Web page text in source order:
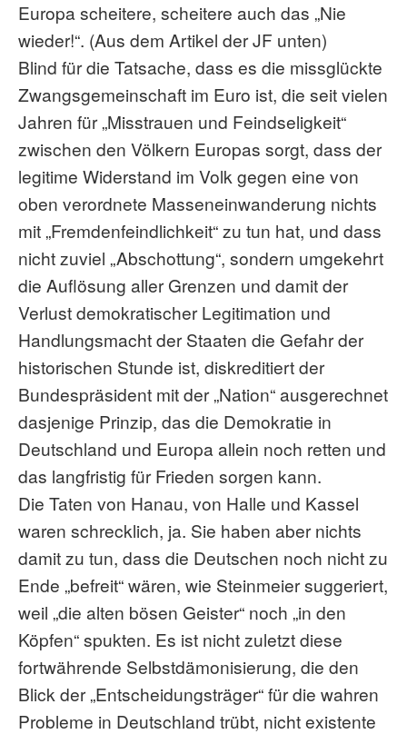
Europa scheitere, scheitere auch das „Nie
wieder!“. (Aus dem Artikel der JF unten)
Blind für die Tatsache, dass es die missglückte
Zwangsgemeinschaft im Euro ist, die seit vielen
Jahren für „Misstrauen und Feindseligkeit“
zwischen den Völkern Europas sorgt, dass der
legitime Widerstand im Volk gegen eine von
oben verordnete Masseneinwanderung nichts
mit „Fremdenfeindlichkeit“ zu tun hat, und dass
nicht zuviel „Abschottung“, sondern umgekehrt
die Auflösung aller Grenzen und damit der
Verlust demokratischer Legitimation und
Handlungsmacht der Staaten die Gefahr der
historischen Stunde ist, diskreditiert der
Bundespräsident mit der „Nation“ ausgerechnet
dasjenige Prinzip, das die Demokratie in
Deutschland und Europa allein noch retten und
das langfristig für Frieden sorgen kann.
Die Taten von Hanau, von Halle und Kassel
waren schrecklich, ja. Sie haben aber nichts
damit zu tun, dass die Deutschen noch nicht zu
Ende „befreit“ wären, wie Steinmeier suggeriert,
weil „die alten bösen Geister“ noch „in den
Köpfen“ spukten. Es ist nicht zuletzt diese
fortwährende Selbstdämonisierung, die den
Blick der „Entscheidungsträger“ für die wahren
Probleme in Deutschland trübt, nicht existente